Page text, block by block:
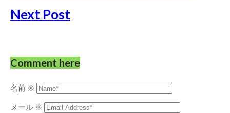
Next Post
Comment here
名前 ※
メール ※